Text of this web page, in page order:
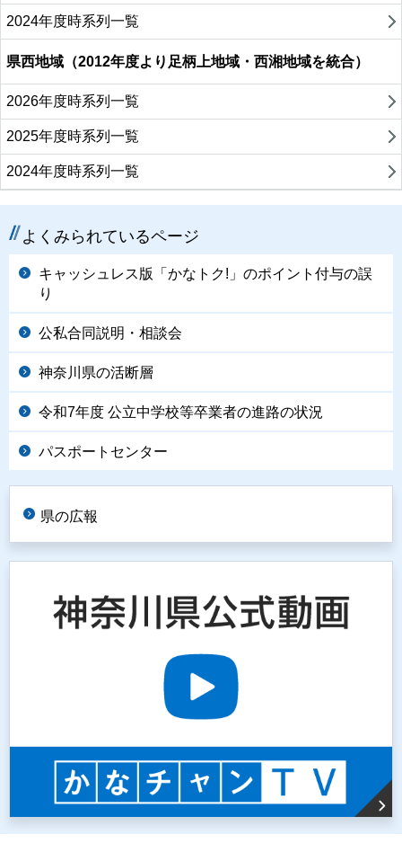
2024年度時系列一覧
県西地域（2012年度より足柄上地域・西湘地域を統合）
2026年度時系列一覧
2025年度時系列一覧
2024年度時系列一覧
よくみられているページ
キャッシュレス版「かなトク!」のポイント付与の誤
り
公私合同説明・相談会
神奈川県の活断層
令和7年度 公立中学校等卒業者の進路の状況
パスポートセンター
県の広報